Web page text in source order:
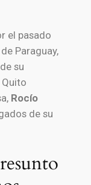
el pasado
Paraguay,
su
Rocío
de su